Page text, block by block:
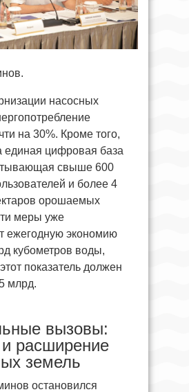
насосных
на 30%. Кроме того,
единая цифровая база
свыше 600
и более 4
орошаемых
меры уже
ежегодную экономию
кубометров воды,
показатель должен
млрд.
вызовы:
расширение
земель
остановился